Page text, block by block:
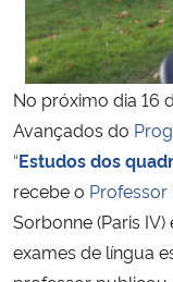
Secretaria-Geral
Secretaria de Governo
Gabinete de Segurança
Advocacia-Geral da União
No próximo dia 16
Avançados do
“Estudos dos
recebe o
Sorbonne (Paris
exames de língua